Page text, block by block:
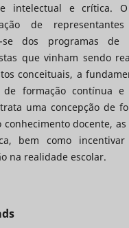
intelectual e crítica.
de
se dos programas de
que vinham sendo
conceituais, a
de formação contínua
uma concepção de
conhecimento docente,
bem como
na realidade escolar.